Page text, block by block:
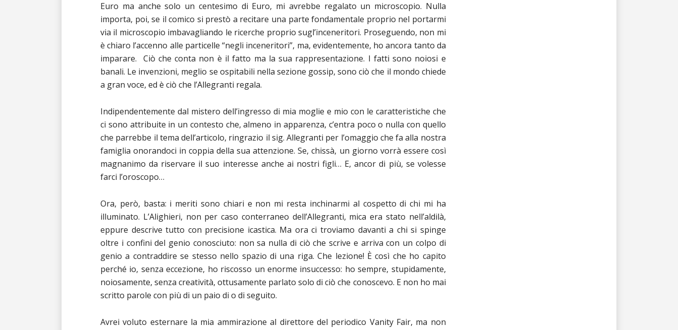
Euro ma anche solo un centesimo di Euro, mi avrebbe regalato un microscopio. Nulla
importa, poi, se il comico si prestò a recitare una parte fondamentale proprio nel portarmi
via il microscopio imbavagliando le ricerche proprio sugl’inceneritori. Proseguendo, non mi
è chiaro l’accenno alle particelle “negli inceneritori”, ma, evidentemente, ho ancora tanto da
imparare. Ciò che conta non è il fatto ma la sua rappresentazione. I fatti sono noiosi e
banali. Le invenzioni, meglio se ospitabili nella sezione gossip, sono ciò che il mondo chiede
a gran voce, ed è ciò che l’Allegranti regala.
Indipendentemente dal mistero dell’ingresso di mia moglie e mio con le caratteristiche che
ci sono attribuite in un contesto che, almeno in apparenza, c’entra poco o nulla con quello
che parrebbe il tema dell’articolo, ringrazio il sig. Allegranti per l’omaggio che fa alla nostra
famiglia onorandoci in coppia della sua attenzione. Se, chissà, un giorno vorrà essere così
magnanimo da riservare il suo interesse anche ai nostri figli… E, ancor di più, se volesse
farci l’oroscopo…
Ora, però, basta: i meriti sono chiari e non mi resta inchinarmi al cospetto di chi mi ha
illuminato. L’Alighieri, non per caso conterraneo dell’Allegranti, mica era stato nell’aldilà,
eppure descrive tutto con precisione icastica. Ma ora ci troviamo davanti a chi si spinge
oltre i confini del genio conosciuto: non sa nulla di ciò che scrive e arriva con un colpo di
genio a contraddire se stesso nello spazio di una riga. Che lezione! È così che ho capito
perché io, senza eccezione, ho riscosso un enorme insuccesso: ho sempre, stupidamente,
noiosamente, senza creatività, ottusamente parlato solo di ciò che conoscevo. E non ho mai
scritto parole con più di un paio di o di seguito.
Avrei voluto esternare la mia ammirazione al direttore del periodico Vanity Fair, ma non